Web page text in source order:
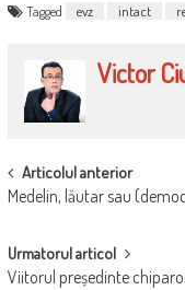
Tagged evz intact
Victor
POST
NAVIGATION
Articolul anterior
Medelin, lăutar sau
Urmatorul articol
Viitorul președinte